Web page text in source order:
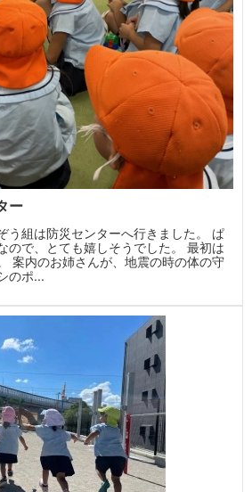
ー
う組は防災センターへ行きました。 ぱ
ので、とても嬉しそうでした。 最初は
案内のお姉さんが、地震の時の体の守
のポ...